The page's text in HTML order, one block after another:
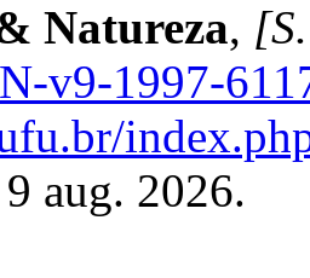
Natureza,
v9-1997-
aug. 2026.